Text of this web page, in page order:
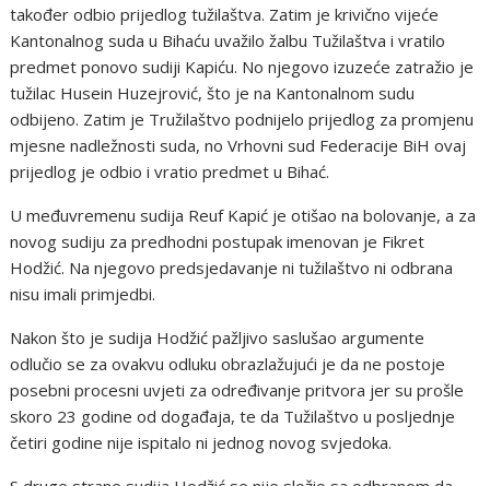
također odbio prijedlog tužilaštva. Zatim je krivično vijeće
Kantonalnog suda u Bihaću uvažilo žalbu Tužilaštva i vratilo
predmet ponovo sudiji Kapiću. No njegovo izuzeće zatražio je
tužilac Husein Huzejrović, što je na Kantonalnom sudu
odbijeno. Zatim je Tružilaštvo podnijelo prijedlog za promjenu
mjesne nadležnosti suda, no Vrhovni sud Federacije BiH ovaj
prijedlog je odbio i vratio predmet u Bihać.
U međuvremenu sudija Reuf Kapić je otišao na bolovanje, a za
novog sudiju za predhodni postupak imenovan je Fikret
Hodžić. Na njegovo predsjedavanje ni tužilaštvo ni odbrana
nisu imali primjedbi.
Nakon što je sudija Hodžić pažljivo saslušao argumente
odlučio se za ovakvu odluku obrazlažujući je da ne postoje
posebni procesni uvjeti za određivanje pritvora jer su prošle
skoro 23 godine od događaja, te da Tužilaštvo u posljednje
četiri godine nije ispitalo ni jednog novog svjedoka.